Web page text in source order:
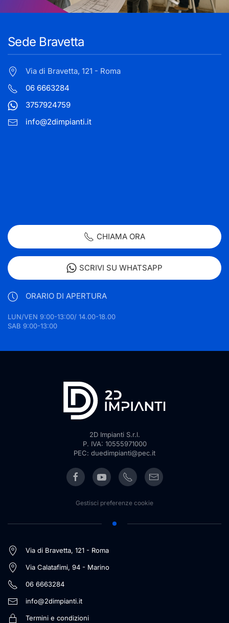
Sede Bravetta
Via di Bravetta, 121 - Roma
06 6663284
3757924759
info@2dimpianti.it
CHIAMA ORA
SCRIVI SU WHATSAPP
ORARIO DI APERTURA
LUN/VEN 9:00-13:00/ 14.00-18.00
SAB 9:00-13:00
2D Impianti S.r.l.
P. IVA: 10555971000
PEC: duedimpianti@pec.it
Gestisci preferenze cookie
Via di Bravetta, 121 - Roma
Via Calatafimi, 94 - Marino
06 6663284
info@2dimpianti.it
Termini e condizioni